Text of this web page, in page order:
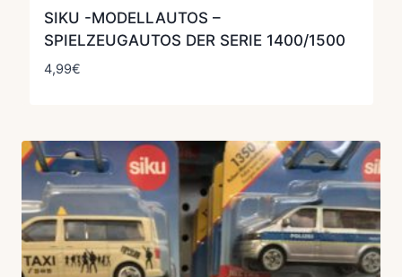
SIKU -MODELLAUTOS –
SPIELZEUGAUTOS DER SERIE 1400/1500
4,99€